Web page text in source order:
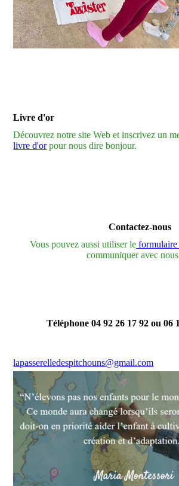
Livre d'or
Découvrez notre site Web et inscrivez un
livre d'orpour nous dire bonjour.
Contactez-nous
Vous pouvez aussi utiliser le formulaire
communiquer avec
Téléphone 04 92 26 17 92 ou 06
lapasserelledespitchouns@gmail.com